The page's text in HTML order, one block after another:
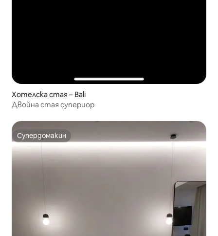
Хотелска стая – Bali
Двойна стая супериор
Супердомакин
Супердомакин